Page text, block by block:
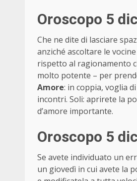
Oroscopo 5
Che ne dite di lasciare
anziché ascoltare le
rispetto al ragionamento
molto potente – per
Amore: in coppia, voglia
incontri. Soli: aprirete la
d’amore importante.
Oroscopo 5
Se avete individuato un
un giovedì in cui avete la